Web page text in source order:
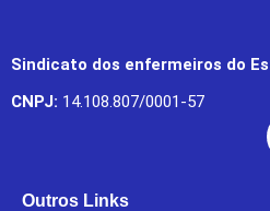
Sindicato dos enfermeiros do
CNPJ: 14.108.807/0001-57
Outros Links